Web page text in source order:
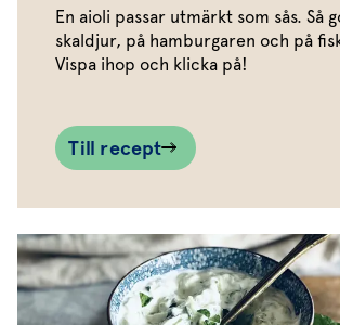
En aioli passar utmärkt som sås. Så
skaldjur, på hamburgaren och på
Vispa ihop och klicka på!
Till recept